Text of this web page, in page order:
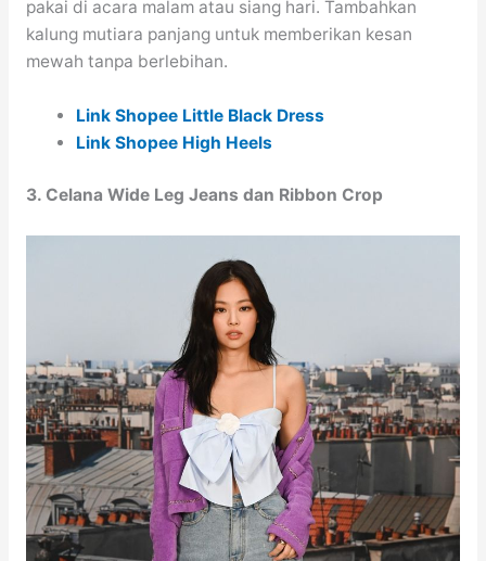
pakai di acara malam atau siang hari. Tambahkan
kalung mutiara panjang untuk memberikan kesan
mewah tanpa berlebihan.
Link Shopee Little Black Dress
Link Shopee High Heels
3. Celana Wide Leg Jeans dan Ribbon Crop